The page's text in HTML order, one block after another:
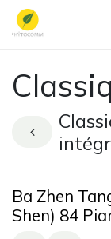
Se rendre au
Ba Zhen
Shen) 84